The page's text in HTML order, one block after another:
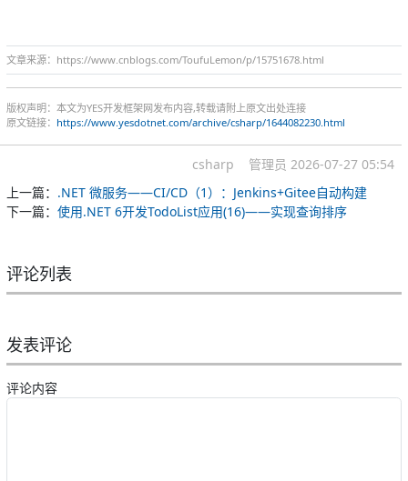
文章来源：https://www.cnblogs.com/ToufuLemon/p/15751678.html
版权声明：本文为YES开发框架网发布内容,转载请附上原文出处连接
原文链接： https://www.yesdotnet.com/archive/csharp/1644082230.html
csharp 管理员 2026-07-27 05:54
上一篇： .NET 微服务——CI/CD（1）：Jenkins+Gitee自动构建
下一篇： 使用.NET 6开发TodoList应用(16)——实现查询排序
评论列表
发表评论
评论内容